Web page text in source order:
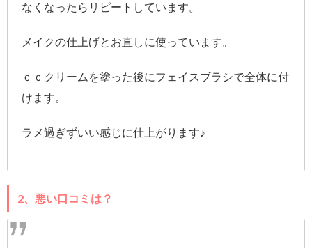
なくなったらリピートしています。
メイクの仕上げとお直しに使っています。
ｃｃクリームを塗った後にフェイスブラシで全体に付
けます。
ラメ過ぎずいい感じに仕上がります♪
2、悪い口コミは？